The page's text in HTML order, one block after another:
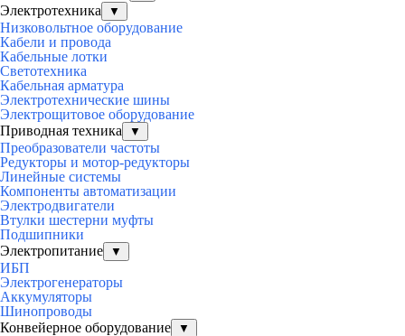
Электротехника ▼
Низковольтное оборудование
Кабели и провода
Кабельные лотки
Светотехника
Кабельная арматура
Электротехнические шины
Электрощитовое оборудование
Приводная техника
▼
Преобразователи частоты
Редукторы и мотор-редукторы
Линейные системы
Компоненты автоматизации
Электродвигатели
Втулки шестерни муфты
Подшипники
Электропитание
▼
ИБП
Электрогенераторы
Аккумуляторы
Шинопроводы
Конвейерное оборудование
▼